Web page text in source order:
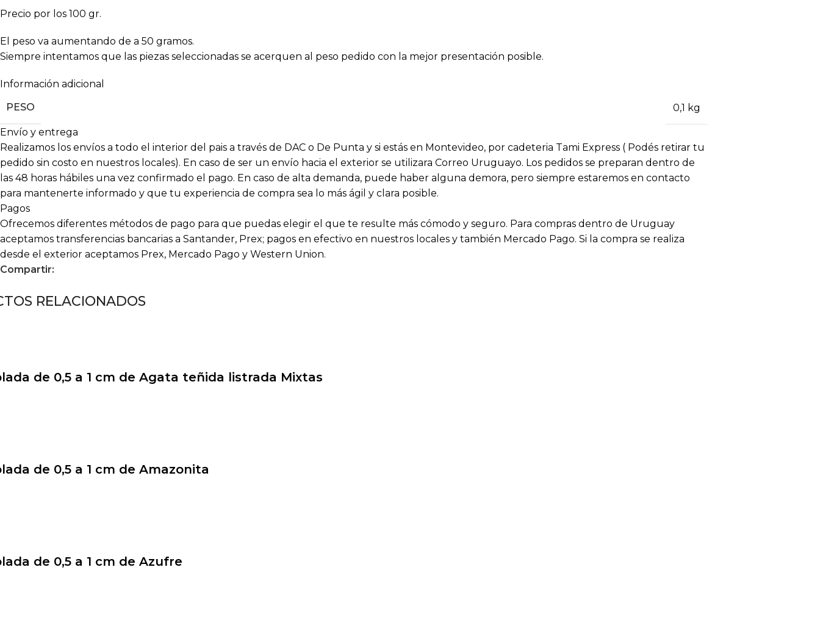
Precio por los 100 gr.
El peso va aumentando de a 50 gramos.
Siempre intentamos que las piezas seleccionadas se acerquen al peso pedido con la mejor presentación posible.
Información adicional
PESO
0,1 kg
Envío y entrega
Realizamos los envíos a todo el interior del pais a través de DAC o De Punta y si estás en Montevideo, por cadeteria Tami Express ( Podés retirar tu
pedido sin costo en nuestros locales). En caso de ser un envío hacia el exterior se utilizara Correo Uruguayo. Los pedidos se preparan dentro de
las 48 horas hábiles una vez confirmado el pago. En caso de alta demanda, puede haber alguna demora, pero siempre estaremos en contacto
para mantenerte informado y que tu experiencia de compra sea lo más ágil y clara posible.
Pagos
Ofrecemos diferentes métodos de pago para que puedas elegir el que te resulte más cómodo y seguro. Para compras dentro de Uruguay
aceptamos transferencias bancarias a Santander, Prex; pagos en efectivo en nuestros locales y también Mercado Pago. Si la compra se realiza
desde el exterior aceptamos Prex, Mercado Pago y Western Union.
Compartir:
RELACIONADOS
de 0,5 a 1 cm de Agata teñida listrada Mixtas
de 0,5 a 1 cm de Amazonita
de 0,5 a 1 cm de Azufre